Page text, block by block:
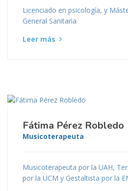
Licenciado en psicología, y
General Sanitaria
Leer más
Fátima Pérez Robledo
Musicoterapeuta
Musicoterapeuta por la UAH,
por la UCM y Gestaltista por la